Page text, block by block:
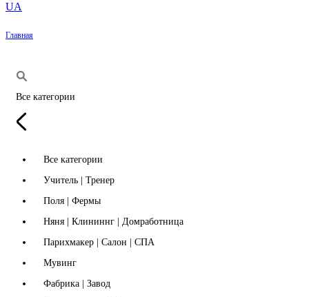
UA
Главная
Все категории
Все категории
Учитель | Тренер
Поля | Фермы
Няня | Клининнг | Домработница
Парихмакер | Салон | СПА
Мувинг
Фабрика | Завод